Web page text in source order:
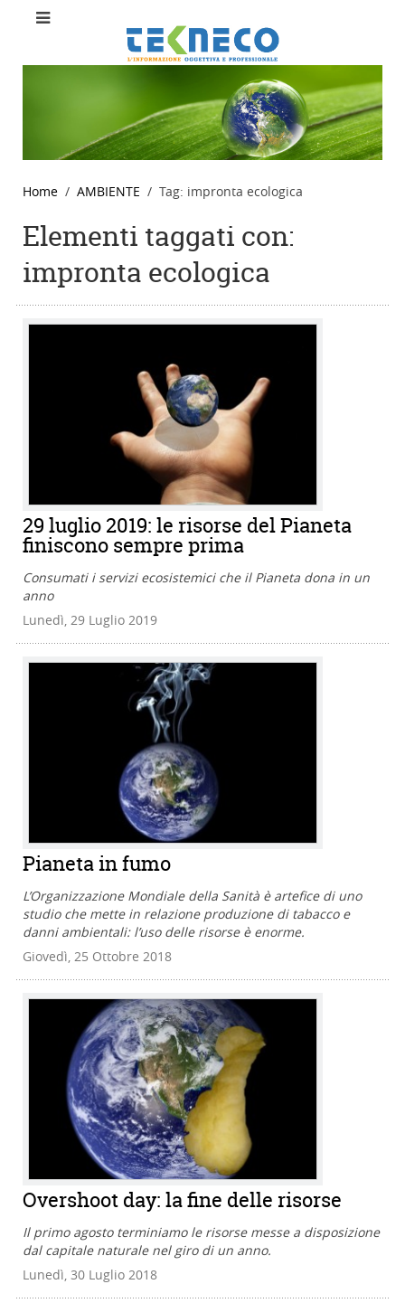
Home AMBIENTE Tag: impronta ecologica
Elementi taggati con:
impronta ecologica
29 luglio 2019: le risorse del Pianeta
finiscono sempre prima
Consumati i servizi ecosistemici che il Pianeta dona in un
anno
Lunedì, 29 Luglio 2019
Pianeta in fumo
L’Organizzazione Mondiale della Sanità è artefice di uno
studio che mette in relazione produzione di tabacco e
danni ambientali: l’uso delle risorse è enorme.
Giovedì, 25 Ottobre 2018
Overshoot day: la fine delle risorse
Il primo agosto terminiamo le risorse messe a disposizione
dal capitale naturale nel giro di un anno.
Lunedì, 30 Luglio 2018